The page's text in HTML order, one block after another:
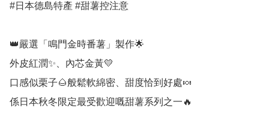
#日本德島特產 #甜薯控注意
👑嚴選「鳴門金時番薯」製作🌟
外皮紅潤✨、內芯金黃💛
口感似栗子🌰般鬆軟綿密、甜度恰到好處🍬
係日本秋冬限定最受歡迎嘅甜薯系列之一🔥